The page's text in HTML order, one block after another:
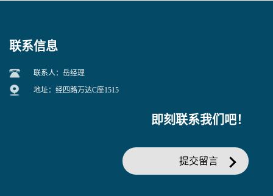
联系信息
联系人：岳经理
地址：经四路万达C座1515
即刻联系我们吧！
提交留言